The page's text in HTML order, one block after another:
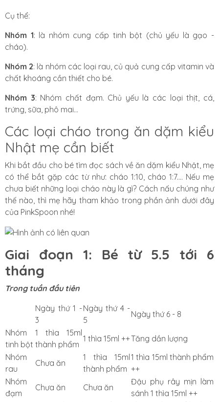
Cụ thể:
Nhóm 1: là nhóm cung cấp tinh bột (chủ yếu là gạo -
cháo).
Nhóm 2: là nhóm các loại rau, củ quả cung cấp vitamin và
chất khoáng cần thiết cho bé.
Nhóm 3: Nhóm chất đạm. Chủ yếu là các loại thịt, cá,
trứng, sữa, phô mai...
Các loại cháo trong ăn dặm kiểu
Nhật mẹ cần biết
Khi bắt đầu cho bé tìm đọc sách về ăn dặm kiểu Nhật, mẹ
có thể bắt gặp các từ như: cháo 1:10, cháo 1:7.... Nếu mẹ
chưa biết những loại cháo này là gì? Cách nấu chúng như
thế nào, thì mẹ hãy tham khảo trong phần ảnh dưới đây
của PinkSpoon nhé!
Giai đoạn 1: Bé từ 5.5 tới 6
tháng
Trong tuần đầu tiên
Ngày thứ 1 -
3
Ngày thứ 4 -
5
Ngày thứ 6 - 8
Nhóm
tinh bột
1 thìa 15ml
thành phẩm
1 thìa 15ml ++Tăng dần lượng
Nhóm
rau
Chưa ăn
1 thìa 15ml
thành phẩm
1 thìa 15ml thành phẩm
++
Nhóm
đạm
Chưa ăn Chưa ăn
Đậu phụ rây mịn làm
sánh 1 thìa 15ml ++